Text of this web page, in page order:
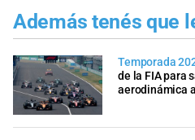
Además tenés que
Temporada
de la FIA para
aerodinámica